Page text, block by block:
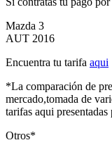
Mazda 3
AUT 2016
Encuentra tu tarifa aqui
*La comparación de
mercado,tomada de
tarifas aqui presentadas
Otros*